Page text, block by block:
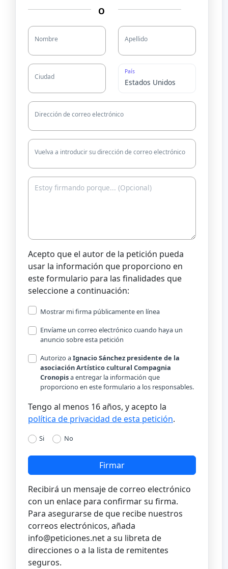
O
Nombre Apellido
Ciudad
País
Dirección de correo electrónico
Vuelva a introducir su dirección de correo electrónico
Acepto que el autor de la petición pueda
usar la información que proporciono en
este formulario para las finalidades que
seleccione a continuación:
Mostrar mi firma públicamente en línea
Envíame un correo electrónico cuando haya un
anuncio sobre esta petición
Autorizo aIgnacio Sánchez presidente de la
asociación Artístico cultural Compagnia
Cronopisa entregar la información que
proporciono en este formulario a los responsables.
Tengo al menos 16 años, y acepto la
política de privacidad de esta petición.
Si No
Firmar
Recibirá un mensaje de correo electrónico
con un enlace para confirmar su firma.
Para asegurarse de que recibe nuestros
correos electrónicos, añada
info@peticiones.neta su libreta de
direcciones o a la lista de remitentes
seguros.